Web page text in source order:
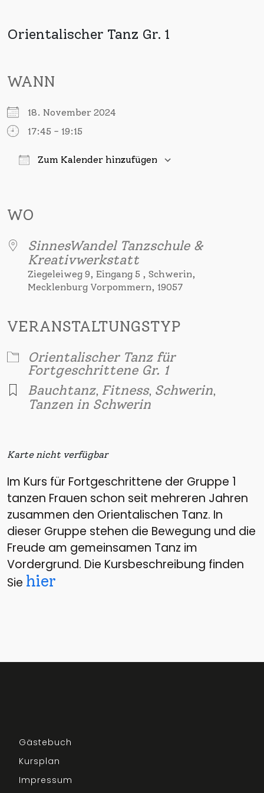
Orientalischer Tanz Gr. 1
WANN
18. November 2024
17:45 - 19:15
Zum Kalender hinzufügen
WO
SinnesWandel Tanzschule &
Kreativwerkstatt
Ziegeleiweg 9, Eingang 5 , Schwerin,
Mecklenburg Vorpommern, 19057
VERANSTALTUNGSTYP
Orientalischer Tanz für
Fortgeschrittene Gr. 1
Bauchtanz, Fitness, Schwerin,
Tanzen in Schwerin
Karte nicht verfügbar
Im Kurs für Fortgeschrittene der Gruppe 1
tanzen Frauen schon seit mehreren Jahren
zusammen den Orientalischen Tanz. In
dieser Gruppe stehen die Bewegung und die
Freude am gemeinsamen Tanz im
Vordergrund. Die Kursbeschreibung finden
Sie hier
Gästebuch
Kursplan
Impressum